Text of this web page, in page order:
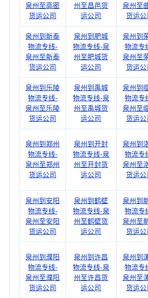
泉州至高密
货运公司
州至昌邑货
运公司
泉州至
货运公
泉州到新泰
物流专线-
泉州至新泰
货运公司
泉州到肥城
物流专线-泉
州至肥城货
运公司
泉州到
物流专
泉州至
货运公
泉州到乐陵
物流专线-
泉州至乐陵
货运公司
泉州到禹城
物流专线-泉
州至禹城货
运公司
泉州到
物流专
泉州至
货运公
泉州到郑州
物流专线-
泉州至郑州
货运公司
泉州到开封
物流专线-泉
州至开封货
运公司
泉州到
物流专
泉州至
货运公
泉州到安阳
物流专线-
泉州至安阳
货运公司
泉州到鹤壁
物流专线-泉
州至鹤壁货
运公司
泉州到
物流专
泉州至
货运公
泉州到濮阳
物流专线-
泉州至濮阳
货运公司
泉州到许昌
物流专线-泉
州至许昌货
运公司
泉州到
物流专
泉州至
货运公